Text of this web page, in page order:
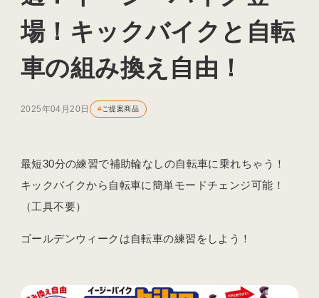
場！キックバイクと自転
車の組み換え自由！
2025年04月20日 #ご提案商品
最短30分の練習で補助輪なしの自転車に乗れちゃう！
キックバイクから自転車に簡単モードチェンジ可能！
（工具不要）
ゴールデンウィークは自転車の練習をしよう！